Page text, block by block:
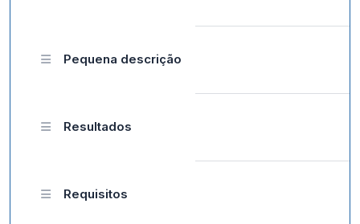
Pequena descrição
Resultados
Requisitos